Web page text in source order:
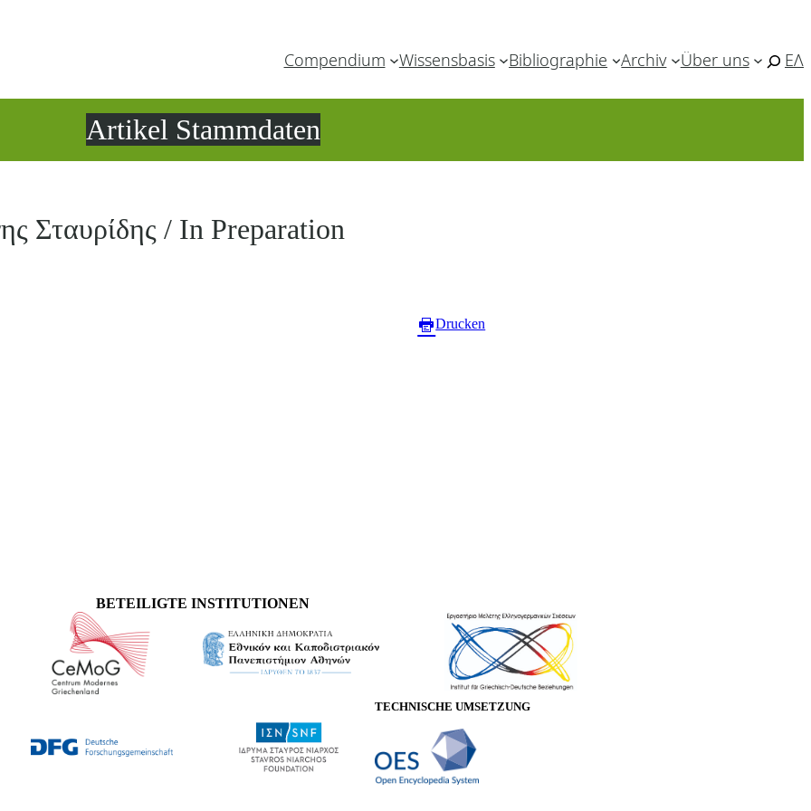
Compendium Wissensbasis Bibliographie Archiv Über uns ΕΛ
Artikel Stammdaten
Σταυρίδης / In Preparation
Drucken
BETEILIGTE INSTITUTIONEN
TECHNISCHE UMSETZUNG